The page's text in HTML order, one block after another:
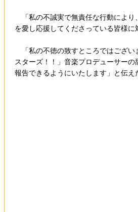
「私の不誠実で無責任な行動により
を愛し応援してくださっている皆様
「私の不徳の致すところではござい
スターズ！！」音楽プロデューサー
報告できるようにいたします」と伝え